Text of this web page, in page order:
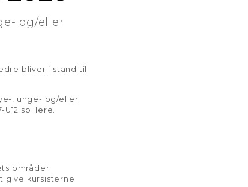
og/eller
bliver i stand til
, unge- og/eller
spillere.
områder
give kursisterne